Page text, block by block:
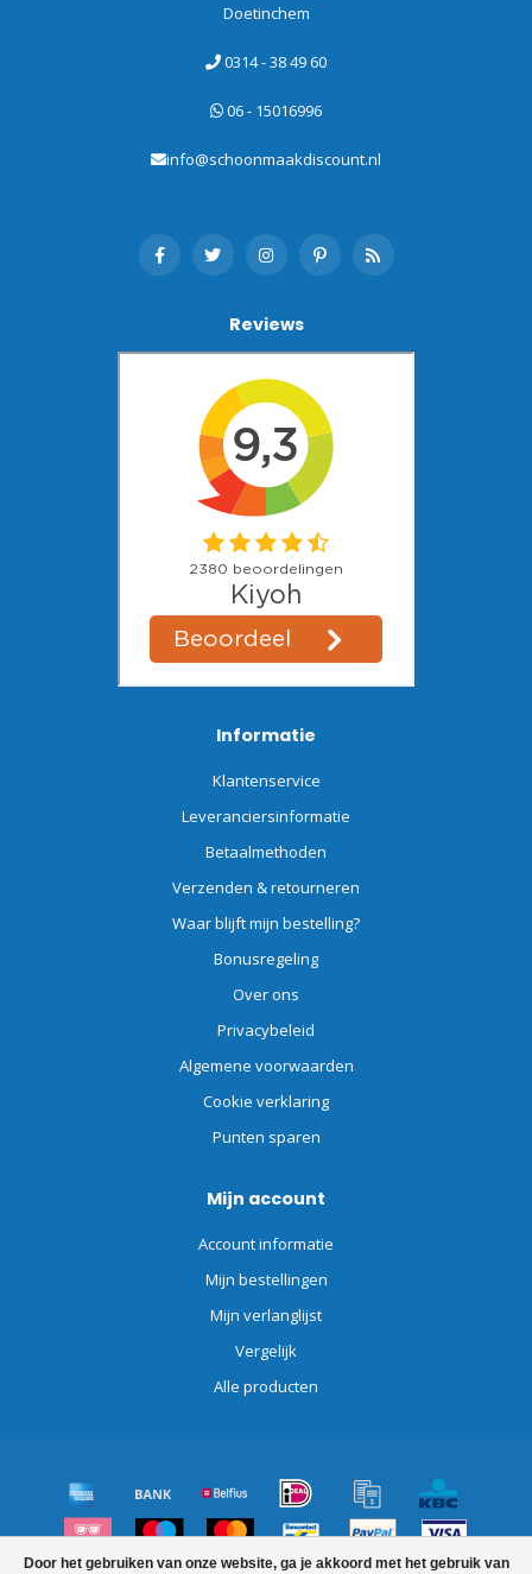
Door het gebruiken van onze website, ga je akkoord met het gebruik van
Doetinchem
0314 - 38 49 60
06 - 15016996
info@schoonmaakdiscount.nl
Reviews
Informatie
Klantenservice
Leveranciersinformatie
Betaalmethoden
Verzenden & retourneren
Waar blijft mijn bestelling?
Bonusregeling
Over ons
Privacybeleid
Algemene voorwaarden
Cookie verklaring
Punten sparen
Mijn account
Account informatie
Mijn bestellingen
Mijn verlanglijst
Vergelijk
Alle producten